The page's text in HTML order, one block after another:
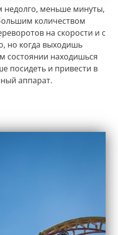
недолго, меньше минуты,
количеством
на скорости и с
но когда выходишь
состоянии находишься
посидеть и привести в
аппарат.